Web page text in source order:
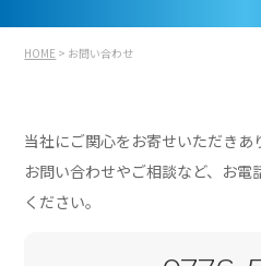
HOME > お問い合わせ
当社にご関心をお寄せいただきあ
お問い合わせやご相談など、お
ください。